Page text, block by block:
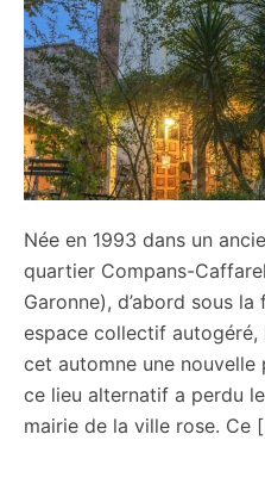
Née en 1993 dans un
quartier Compans-
Garonne), d’abord sous la
espace collectif
cet automne une
ce lieu alternatif a perdu
mairie de la ville rose. Ce